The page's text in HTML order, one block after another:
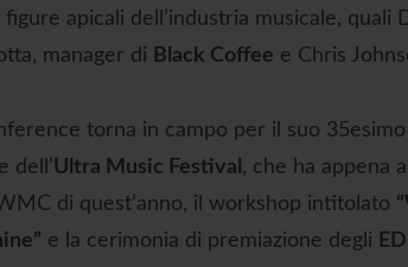
apicali dell’industria musicale, quali
manager di Black Coffee e Chris
torna in campo per il suo
e dell’Ultra Music Festival , che ha appena
di quest’anno, il workshop intitolato
e la cerimonia di premiazione degli